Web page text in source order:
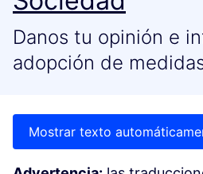
Danos tu opinión e
adopción de
Mostrar texto